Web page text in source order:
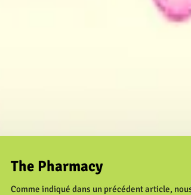
The Pharmacy